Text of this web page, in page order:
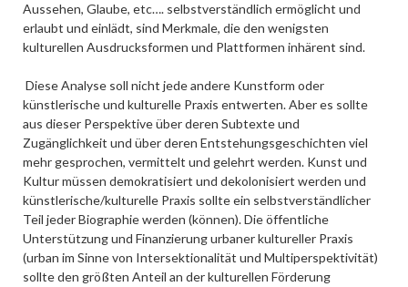
Aussehen, Glaube, etc…. selbstverständlich ermöglicht und
erlaubt und einlädt, sind Merkmale, die den wenigsten
kulturellen Ausdrucksformen und Plattformen inhärent sind.
Diese Analyse soll nicht jede andere Kunstform oder
künstlerische und kulturelle Praxis entwerten. Aber es sollte
aus dieser Perspektive über deren Subtexte und
Zugänglichkeit und über deren Entstehungsgeschichten viel
mehr gesprochen, vermittelt und gelehrt werden. Kunst und
Kultur müssen demokratisiert und dekolonisiert werden und
künstlerische/kulturelle Praxis sollte ein selbstverständlicher
Teil jeder Biographie werden (können). Die öffentliche
Unterstützung und Finanzierung urbaner kultureller Praxis
(urban im Sinne von Intersektionalität und Multiperspektivität)
sollte den größten Anteil an der kulturellen Förderung